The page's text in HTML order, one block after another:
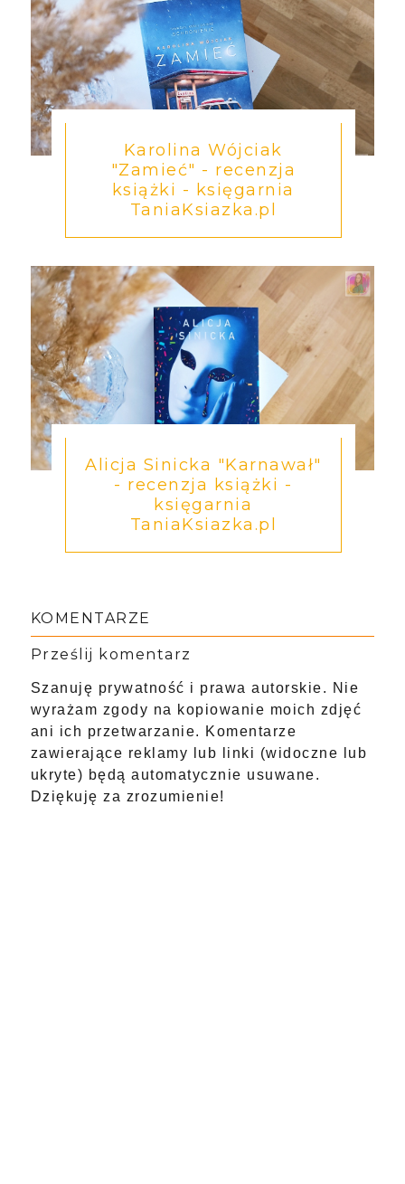
Karolina Wójciak
"Zamieć" - recenzja
książki - księgarnia
TaniaKsiazka.pl
Alicja Sinicka "Karnawał"
- recenzja książki -
księgarnia
TaniaKsiazka.pl
KOMENTARZE
Prześlij komentarz
Szanuję prywatność i prawa autorskie. Nie
wyrażam zgody na kopiowanie moich zdjęć
ani ich przetwarzanie. Komentarze
zawierające reklamy lub linki (widoczne lub
ukryte) będą automatycznie usuwane.
Dziękuję za zrozumienie!